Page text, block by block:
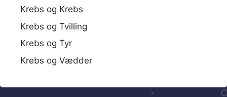
Krebs og Krebs
Krebs og Tvilling
Krebs og Tyr
Krebs og Vædder